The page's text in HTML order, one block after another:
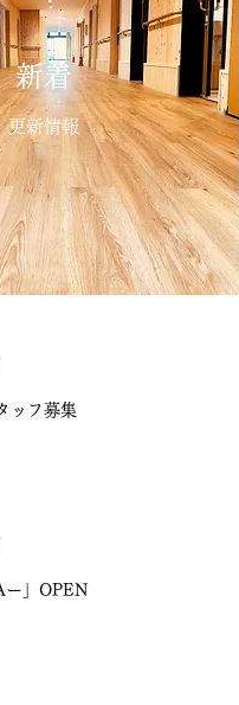
新着
更新情報
ッフ募集
ー」OPEN